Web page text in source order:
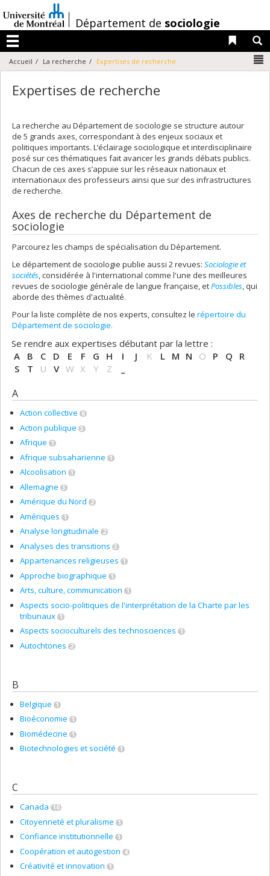
au
contenu
/Département de sociologie
Menu
Liens
Accueil La recherche Expertises de recherche
Expertises de recherche
La recherche au Département de sociologie se structure autour
de 5 grands axes, correspondant à des enjeux sociaux et
politiques importants. L’éclairage sociologique et interdisciplinaire
posé sur ces thématiques fait avancer les grands débats publics.
Chacun de ces axes s’appuie sur les réseaux nationaux et
internationaux des professeurs ainsi que sur des infrastructures
de recherche.
Axes de recherche du Département de
sociologie
Parcourez les champs de spécialisation du Département.
Le département de sociologie publie aussi 2 revues: Sociologie et
sociétés, considérée à l'international comme l'une des meilleures
revues de sociologie générale de langue française, etPossibles, qui
aborde des thèmes d'actualité.
Pour la liste complète de nos experts, consultez le répertoire du
Département de sociologie.
Se rendre aux expertises débutant par la lettre :
A
B C D E F G H I J K L M N O P Q
R
S
T U V W X Y Z
A
Action collective 6
Action publique 3
Afrique 1
Afrique subsaharienne 1
Alcoolisation 1
Allemagne 3
Amérique du Nord 2
Amériques 1
Analyse longitudinale 2
Analyses des transitions 3
Appartenances religieuses 1
Approche biographique 1
Arts, culture, communication 1
Aspects socio-politiques de l'interprétation de la Charte par les
tribunaux 1
Aspects socioculturels des technosciences 1
Autochtones 2
B
Belgique 1
Bioéconomie 1
Biomédecine 1
Biotechnologies et société 1
C
Canada 10
Citoyenneté et pluralisme 1
Confiance institutionnelle 1
Coopération et autogestion 4
Créativité et innovation 1